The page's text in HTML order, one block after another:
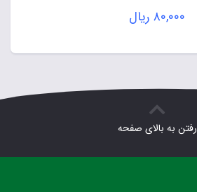
۸۰,۰۰۰ ریال
رفتن به بالای صفحه